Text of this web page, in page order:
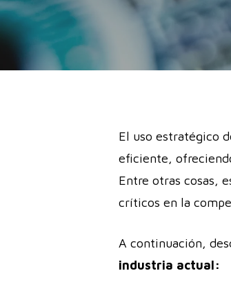
El uso estratégico
eficiente,
Entre otras cosas,
críticos en la
A continuación,
industria actual: